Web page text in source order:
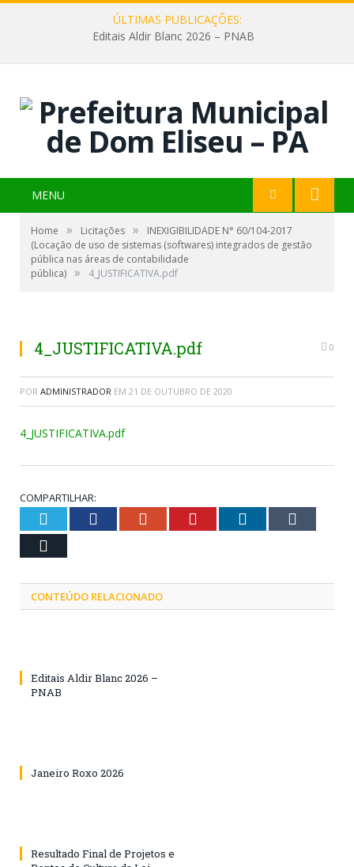
ÚLTIMAS PUBLICAÇÕES:
Editais Aldir Blanc 2026 – PNAB
MENU
Home » Licitações »
INEXIGIBILIDADE N° 60/104-2017
(Locação de uso de sistemas (softwares) integrados de gestão
pública nas áreas de contabilidade
pública) » 4_JUSTIFICATIVA.pdf
4_JUSTIFICATIVA.pdf 0
POR ADMINISTRADOR EM 21 DE OUTUBRO DE 2020
4_JUSTIFICATIVA.pdf
COMPARTILHAR:
Twitter Facebook Google+ Pinterest LinkedIn
CONTEÚDO RELACIONADO
Editais Aldir Blanc 2026 –
PNAB
Janeiro Roxo 2026
Resultado Final de Projetos e